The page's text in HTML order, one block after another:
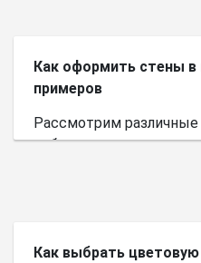
Как оформить стены
примеров
Рассмотрим
небольшого
Как выбрать